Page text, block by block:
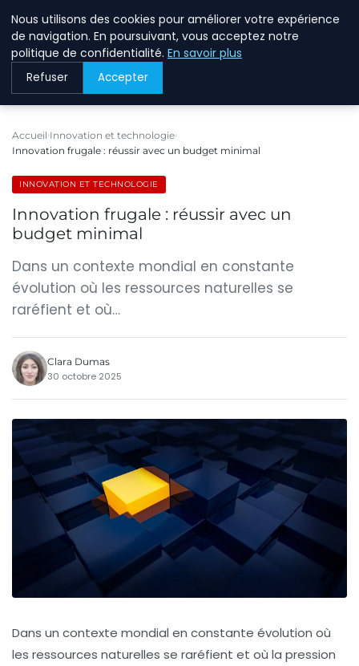
BREIGHAWAY
Accueil Innovation et technologie
Innovation frugale : réussir avec un budget minimal
INNOVATION ET TECHNOLOGIE
Innovation frugale : réussir avec un
budget minimal
Dans un contexte mondial en constante
évolution où les ressources naturelles se
raréfient et où…
Clara Dumas
30 octobre 2025
Dans un contexte mondial en constante évolution où
les ressources naturelles se raréfient et où la pression
Nous utilisons des cookies pour améliorer votre expérience
de navigation. En poursuivant, vous acceptez notre
politique de confidentialité. En savoir plus
Refuser Accepter